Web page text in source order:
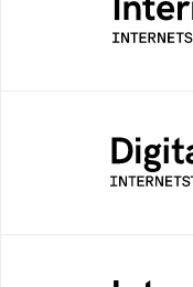
Ett digitalt
Öppen digital
för